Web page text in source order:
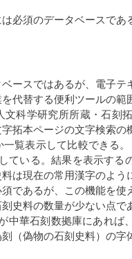
必須のデータベースで
ースではあるが、電子テ
代替する便利ツールの
科学研究所所蔵・石刻
拓本ページの文字検索
覧表示して比較できる
ている。結果を表示する
は現在の常用漢字のよ
であるが、この機能を
史料の数量が少ない点で
中華石刻数拠庫にあれば
（偽物の石刻史料）の字